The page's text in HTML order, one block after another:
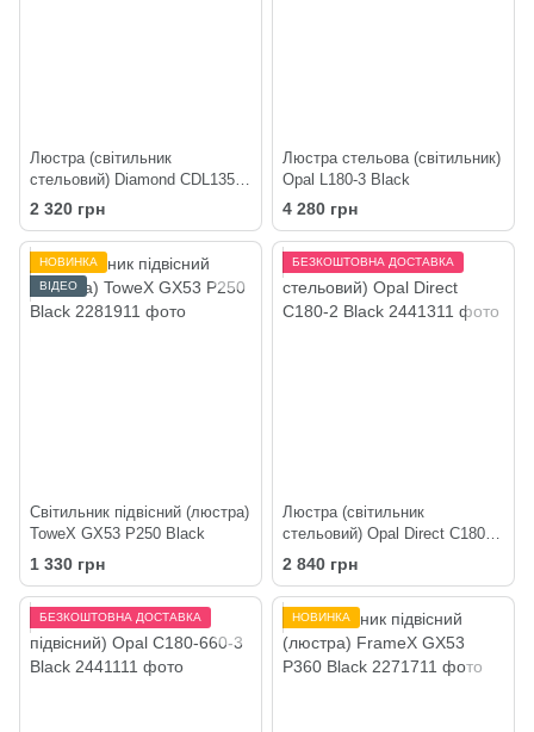
Люстра (світильник
стельовий) Diamond CDL135-
250-3 Black
2 320 грн
Люстра стельова (світильник)
Opal L180-3 Black
4 280 грн
НОВИНКА
ВІДЕО
Світильник підвісний (люстра)
ToweX GX53 P250 Black
1 330 грн
БЕЗКОШТОВНА ДОСТАВКА
Люстра (світильник
стельовий) Opal Direct C180-2
Black
2 840 грн
БЕЗКОШТОВНА ДОСТАВКА НОВИНКА